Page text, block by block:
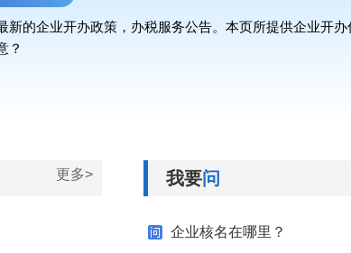
新的企业开办政策，办税服务公告。本页所提供企业开
？
更多> 我要问
企业核名在哪里？